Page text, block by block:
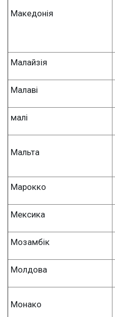
Македонія
Малайзія
Малаві
малі
Мальта
Марокко
Мексика
Мозамбік
Молдова
Монако